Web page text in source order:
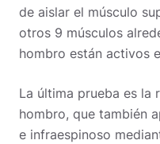
de aislar el músculo
otros 9 músculos
hombro están activos
La última prueba es la
hombro, que también
e infraespinoso